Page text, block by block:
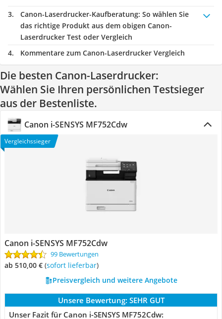
Canon-Laserdrucker-Kaufberatung: So wählen Sie
das richtige Produkt aus dem obigen Canon-
Laserdrucker Test oder Vergleich
Kommentare zum Canon-Laserdrucker Vergleich
Die besten Canon-Laserdrucker:
Wählen Sie Ihren persönlichen Testsieger
aus der Bestenliste.
Canon i-SENSYS MF752Cdw
Vergleichssieger
Canon i-SENSYS MF752Cdw
99 Bewertungen
ab 510,00 € ( Sofort lieferbar)
Preisvergleich und weitere Angebote
Unsere Bewertung: SEHR GUT
Unser Fazit für Canon i-SENSYS MF752Cdw: